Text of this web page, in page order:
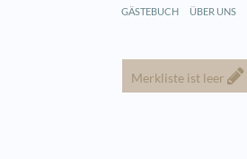
ÜBER UNS
GÄSTEBUCH
Merkliste ist leer